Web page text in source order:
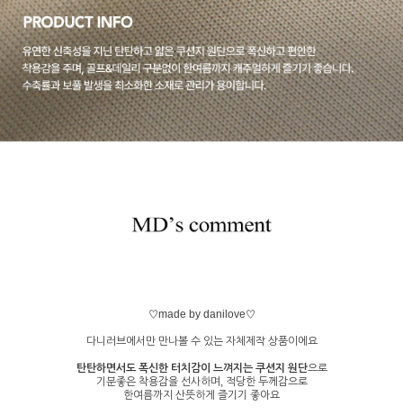
♡made by danilove♡
다니러브에서만 만나볼 수 있는 자체제작 상품이에요
탄탄하면서도 폭신한 터치감이 느껴지는 쿠션지 원단으로
기분좋은 착용감을 선사하며, 적당한 두께감으로
한여름까지 산뜻하게 즐기기 좋아요